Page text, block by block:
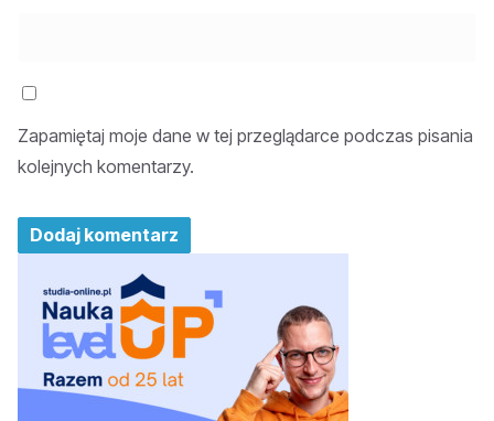
Zapamiętaj moje dane w tej przeglądarce podczas pisania
kolejnych komentarzy.